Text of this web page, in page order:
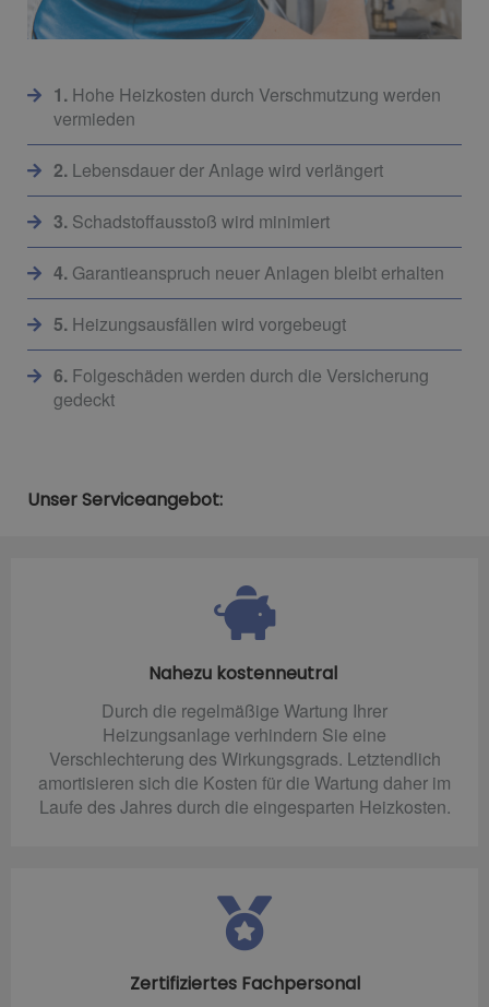
1.Hohe Heizkosten durch Verschmutzung werden
vermieden
2.Lebensdauer der Anlage wird verlängert
3.Schadstoffausstoß wird minimiert
4.Garantieanspruch neuer Anlagen bleibt erhalten
5.Heizungsausfällen wird vorgebeugt
6.Folgeschäden werden durch die Versicherung
gedeckt
Unser Serviceangebot:
Nahezu kostenneutral
Durch die regelmäßige Wartung Ihrer
Heizungsanlage verhindern Sie eine
Verschlechterung des Wirkungsgrads. Letztendlich
amortisieren sich die Kosten für die Wartung daher im
Laufe des Jahres durch die eingesparten Heizkosten.
Zertifiziertes Fachpersonal